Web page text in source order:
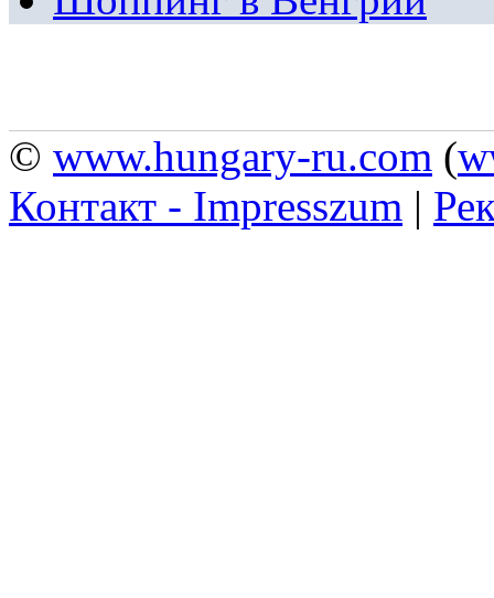
© www.hungary-ru.com (
Контакт - Impresszum |